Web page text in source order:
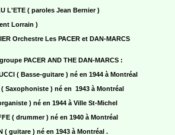
L'ETE ( paroles Jean Bernier )
Lorrain )
Orchestre Les PACER et DAN-MARCS
PACER AND THE DAN-MARCS :
( Basse-guitare ) né en 1944 à Montréal
( Saxophoniste ) né en 1943 à Montréal
) né en 1944 à Ville St-Michel
( drummer ) né en 1940 à Montréal
( guitare ) né en 1943 à Montréal .